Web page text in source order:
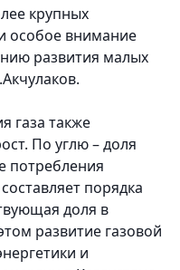
крупных
особое внимание
развития малых
газа также
По углю – доля
потребления
порядка
доля в
развитие газовой
и